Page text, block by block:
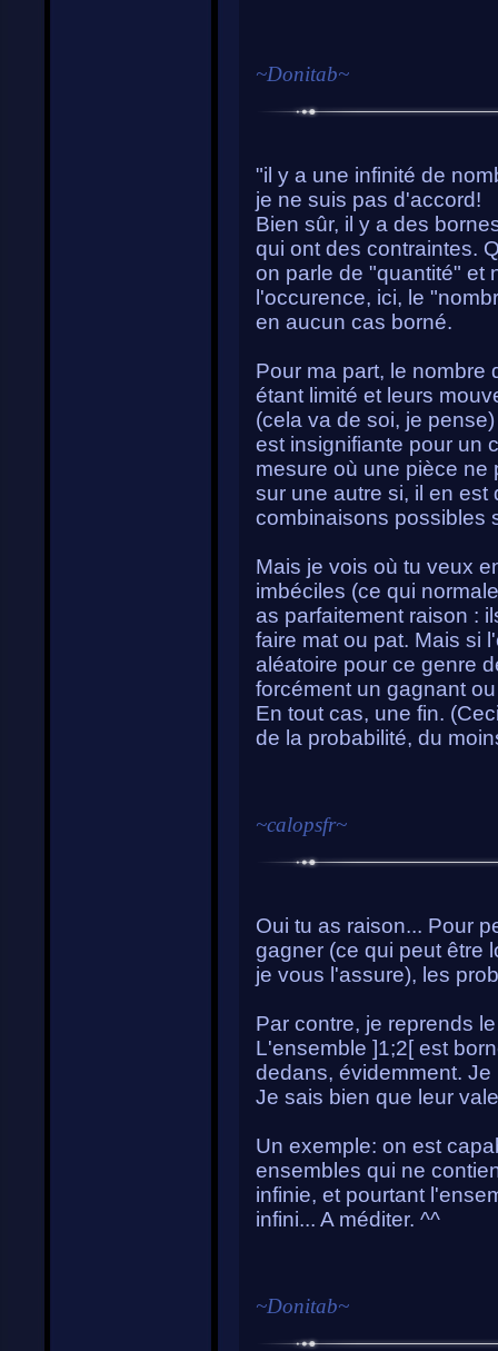
~Donitab~
"il y a une infinité de
je ne suis pas d'accord!
Bien sûr, il y a des
qui ont des contraintes.
on parle de "quantité" et
l'occurence, ici, le
en aucun cas borné.
Pour ma part, le nombre
étant limité et leurs
(cela va de soi, je
est insignifiante pour un
mesure où une pièce ne
sur une autre si, il en
combinaisons possibles
Mais je vois où tu veux
imbéciles (ce qui
as parfaitement raison :
faire mat ou pat. Mais si
aléatoire pour ce genre
forcément un gagnant
En tout cas, une fin.
de la probabilité, du
~calopsfr~
Oui tu as raison... Pour
gagner (ce qui peut être
je vous l'assure), les
Par contre, je reprends
L'ensemble ]1;2[ est
dedans, évidemment.
Je sais bien que leur
Un exemple: on est
ensembles qui ne
infinie, et pourtant
infini... A méditer. ^^
~Donitab~